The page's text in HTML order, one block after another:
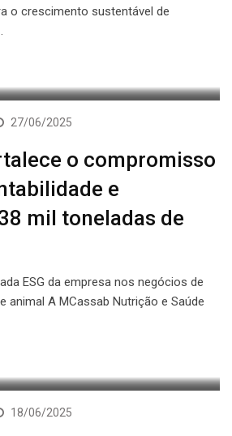
o crescimento sustentável de
27/06/2025
o compromisso
e
mil toneladas de
ESG da empresa nos negócios de
animal A MCassab Nutrição e Saúde
18/06/2025